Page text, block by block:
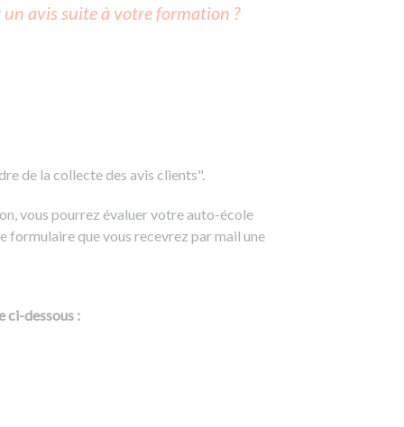
avis suite à votre formation ?
de la collecte des avis clients".
vous pourrez évaluer votre auto-école
formulaire que vous recevrez par mail une
ci-dessous :